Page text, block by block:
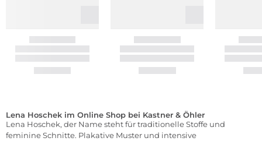
Lena Hoschek im Online Shop bei Kastner & Öhler
Lena Hoschek, der Name steht für traditionelle Stoffe und
feminine Schnitte. Plakative Muster und intensive